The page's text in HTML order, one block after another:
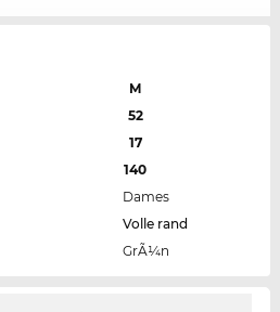
M
52
17
140
Dames
Volle rand
GrÃ¼n